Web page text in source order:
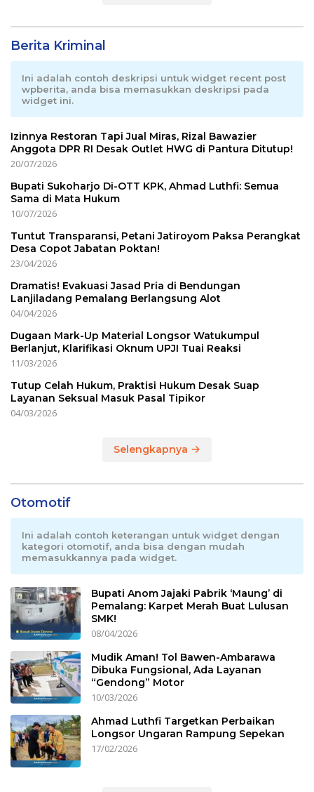
Berita Kriminal
Ini adalah contoh deskripsi untuk widget recent post
wpberita, anda bisa memasukkan deskripsi pada
widget ini.
Izinnya Restoran Tapi Jual Miras, Rizal Bawazier
Anggota DPR RI Desak Outlet HWG di Pantura Ditutup!
20/07/2026
Bupati Sukoharjo Di-OTT KPK, Ahmad Luthfi: Semua
Sama di Mata Hukum
10/07/2026
Tuntut Transparansi, Petani Jatiroyom Paksa Perangkat
Desa Copot Jabatan Poktan!
23/04/2026
Dramatis! Evakuasi Jasad Pria di Bendungan
Lanjiladang Pemalang Berlangsung Alot
04/04/2026
Dugaan Mark-Up Material Longsor Watukumpul
Berlanjut, Klarifikasi Oknum UPJI Tuai Reaksi
11/03/2026
Tutup Celah Hukum, Praktisi Hukum Desak Suap
Layanan Seksual Masuk Pasal Tipikor
04/03/2026
Selengkapnya
Otomotif
Ini adalah contoh keterangan untuk widget dengan
kategori otomotif, anda bisa dengan mudah
memasukkannya pada widget.
Bupati Anom Jajaki Pabrik ‘Maung’ di
Pemalang: Karpet Merah Buat Lulusan
SMK!
08/04/2026
Mudik Aman! Tol Bawen-Ambarawa
Dibuka Fungsional, Ada Layanan
“Gendong” Motor
10/03/2026
Ahmad Luthfi Targetkan Perbaikan
Longsor Ungaran Rampung Sepekan
17/02/2026